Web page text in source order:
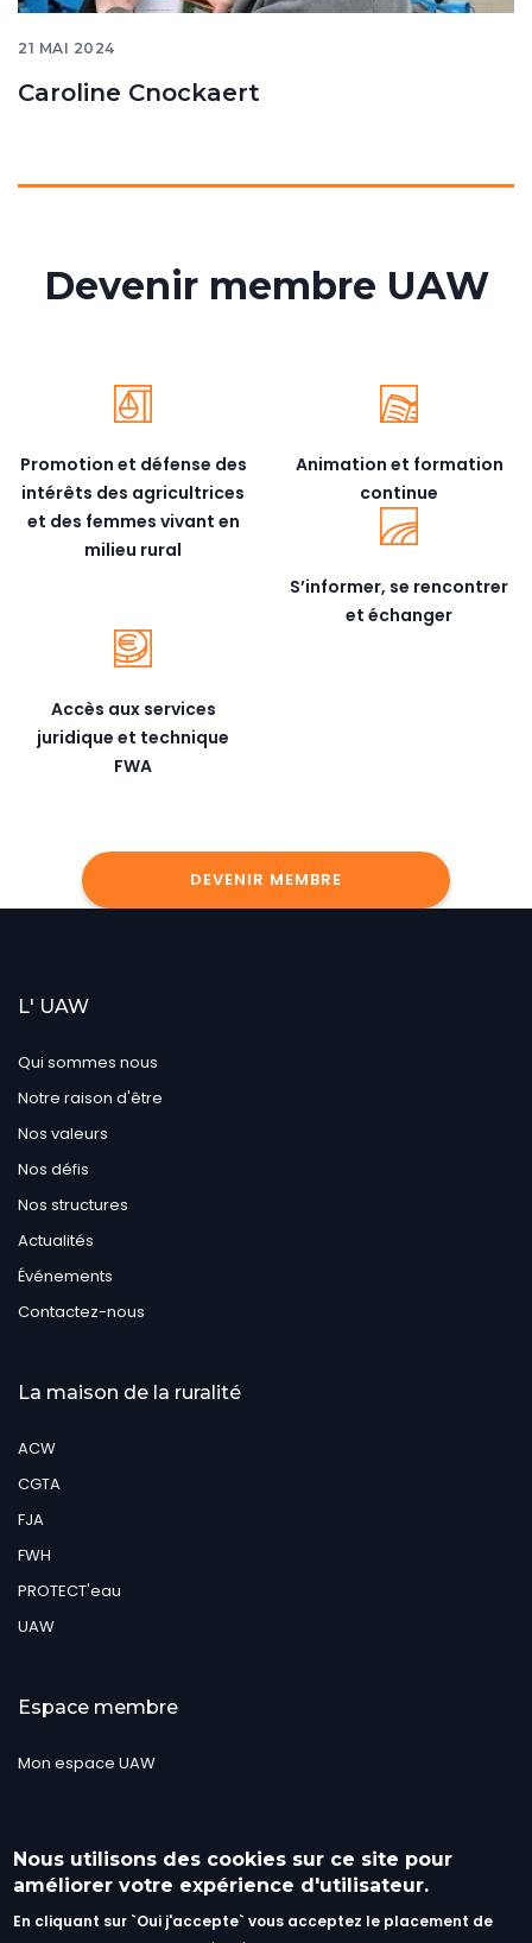
21 MAI 2024
Caroline Cnockaert
Devenir membre UAW
Promotion et défense des
intérêts des agricultrices
et des femmes vivant en
milieu rural
Animation et formation
continue
S’informer, se rencontrer
et échanger
Accès aux services
juridique et technique
FWA
DEVENIR MEMBRE
L' UAW
Qui sommes nous
Notre raison d'être
Nos valeurs
Nos défis
Nos structures
Actualités
Événements
Contactez-nous
La maison de la ruralité
ACW
CGTA
FJA
FWH
PROTECT'eau
UAW
Espace membre
Mon espace UAW
Nous utilisons des cookies sur ce site pour
améliorer votre expérience d'utilisateur.
En cliquant sur `Oui j'accepte` vous acceptez le placement de